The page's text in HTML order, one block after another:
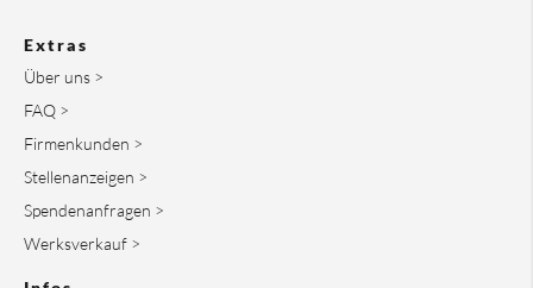
Extras
Über uns >
FAQ >
Firmenkunden >
Stellenanzeigen >
Spendenanfragen >
Werksverkauf >